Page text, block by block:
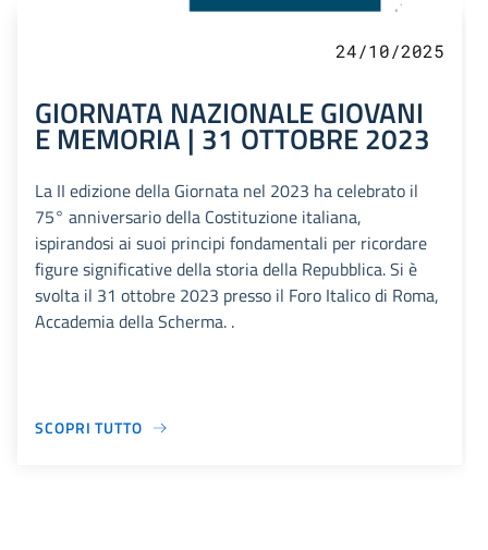
24/10/2025
GIORNATA NAZIONALE GIOVANI
E MEMORIA | 31 OTTOBRE 2023
La II edizione della Giornata nel 2023 ha celebrato il
75° anniversario della Costituzione italiana,
ispirandosi ai suoi principi fondamentali per ricordare
figure significative della storia della Repubblica. Si è
svolta il 31 ottobre 2023 presso il Foro Italico di Roma,
Accademia della Scherma. .
SCOPRI TUTTO